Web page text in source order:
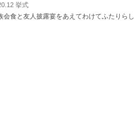
挙式
会食と友人披露宴をあえてわけてふたりらし